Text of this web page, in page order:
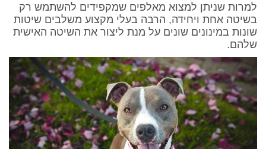
למרות שניתן למצוא מאלפים שמקפידים להשתמש רק
בשיטה אחת ויחידה, הרבה בעלי מקצוע משלבים שיטות
שונות במינונים שונים על מנת ליצור את השיטה האישית
שלהם.